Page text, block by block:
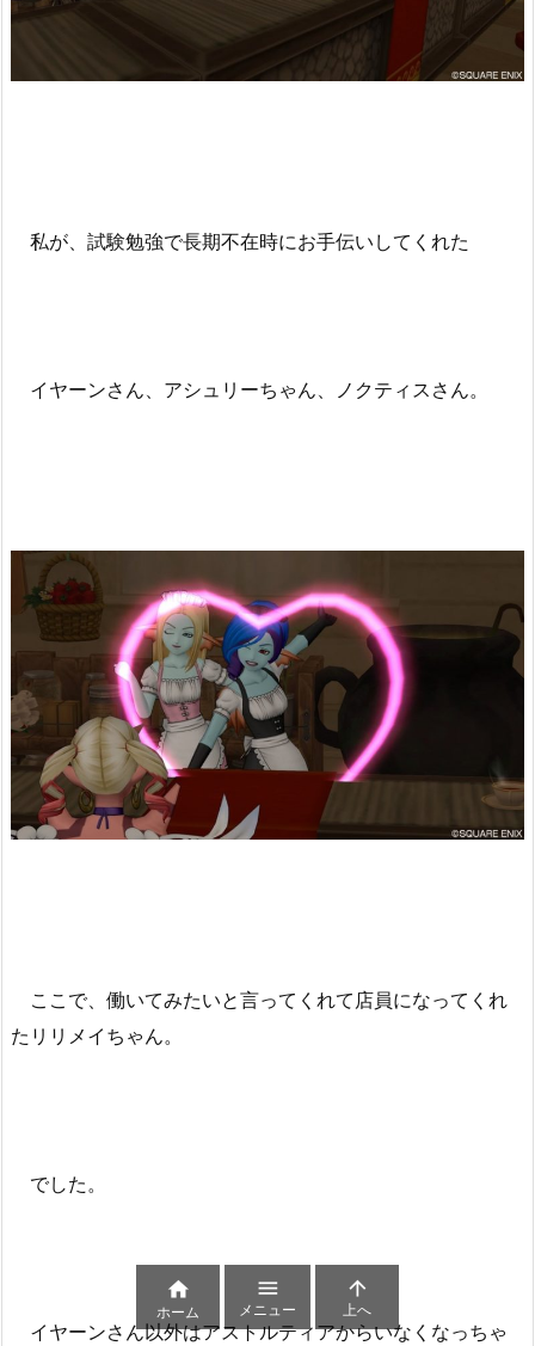
私が、試験勉強で長期不在時にお手伝いしてくれた
イヤーンさん、アシュリーちゃん、ノクティスさん。
ここで、働いてみたいと言ってくれて店員になってくれ
たリリメイちゃん。
でした。
イヤーンさん以外はアストルティアからいなくなっちゃ

ホーム

メニュー

上へ